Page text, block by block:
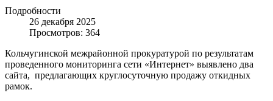
Подробности
26 декабря 2025
Просмотров: 364
Кольчугинской межрайонной прокуратурой по результатам
проведенного мониторинга сети «Интернет» выявлено два
сайта, предлагающих круглосуточную продажу откидных
рамок.